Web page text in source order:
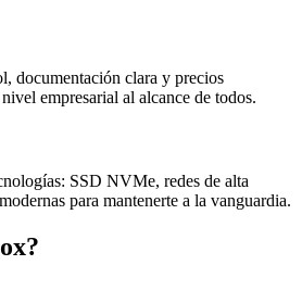
documentación clara y precios
empresarial al alcance de todos.
SSD NVMe, redes de alta
para mantenerte a la vanguardia.